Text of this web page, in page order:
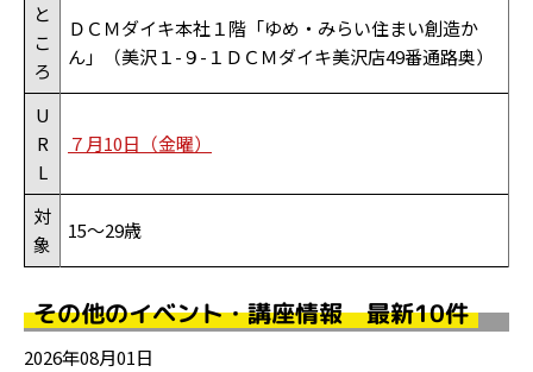
と
こ
ろ
ＤＣＭダイキ本社１階「ゆめ・みらい住まい創造か
ん」（美沢１-９-１ＤＣＭダイキ美沢店49番通路奥）
U
R
L
７月10日（金曜）
対
象
15～29歳
その他のイベント・講座情報 最新10件
2026年08月01日